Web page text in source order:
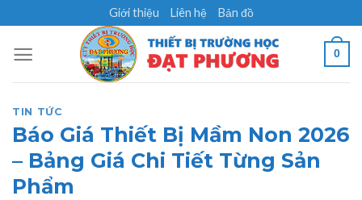
content
Giới thiệu Liên hệ Bản đồ
0
TIN TỨC
Báo Giá Thiết Bị Mầm Non 2026
– Bảng Giá Chi Tiết Từng Sản
Phẩm